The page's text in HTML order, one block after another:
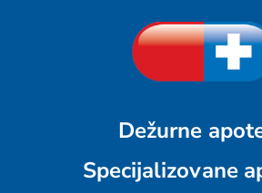
Dežurne
Specijalizovane